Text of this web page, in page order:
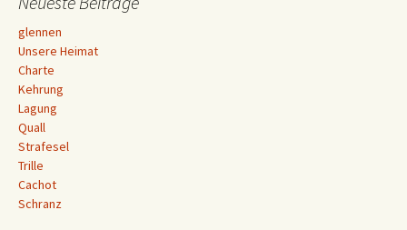
Navigation
glennen
Unsere Heimat
Charte
Kehrung
Lagung
Quall
Strafesel
Trille
Cachot
Schranz